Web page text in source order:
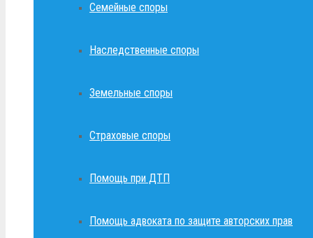
Семейные споры
Наследственные споры
Земельные споры
Страховые споры
Помощь при ДТП
Помощь адвоката по защите авторских прав